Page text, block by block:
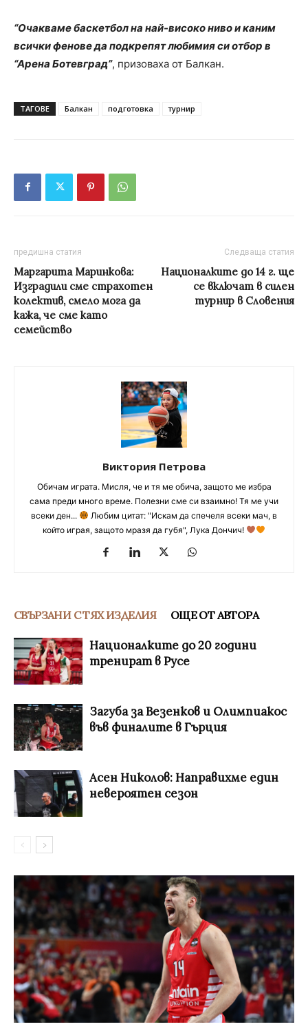
“Очакваме баскетбол на най-високо ниво и каним
всички фенове да подкрепят любимия си отбор в
“Арена Ботевград”, призоваха от Балкан.
ТАГОВЕ Балкан подготовка турнир
предишна статия
Маргарита Маринкова:
Изградили сме страхотен
колектив, смело мога да
кажa, че сме като
семейство
Следваща статия
Националките до 14 г. ще
се включат в силен
турнир в Словения
Виктория Петрова
Обичам играта. Мисля, че и тя ме обича, защото ме избра
сама преди много време. Полезни сме си взаимно! Тя ме учи
всеки ден...
Любим цитат: "Искам да спечеля всеки мач, в
който играя, защото мразя да губя", Лука Дончич!
СВЪРЗАНИ С ТЯХ ИЗДЕЛИЯ ОЩЕ ОТ АВТОРА
Националките до 20 години
тренират в Русе
Загуба за Везенков и Олимпиакос
във финалите в Гърция
Асен Николов: Направихме един
невероятен сезон